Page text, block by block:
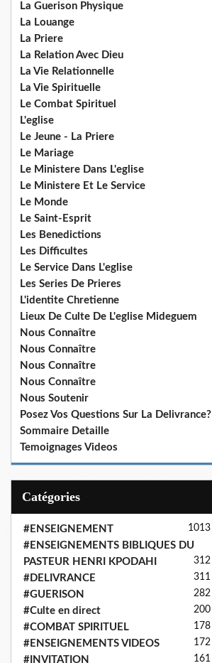
La Guerison Physique
La Louange
La Priere
La Relation Avec Dieu
La Vie Relationnelle
La Vie Spirituelle
Le Combat Spirituel
L'eglise
Le Jeune - La Priere
Le Mariage
Le Ministere Dans L'eglise
Le Ministere Et Le Service
Le Monde
Le Saint-Esprit
Les Benedictions
Les Difficultes
Le Service Dans L'eglise
Les Series De Prieres
L'identite Chretienne
Lieux De Culte De L'eglise Mideguem
Nous Connaître
Nous Connaître
Nous Connaître
Nous Connaître
Nous Soutenir
Posez Vos Questions Sur La Delivrance?
Sommaire Detaille
Temoignages Videos
Catégories
#ENSEIGNEMENT 1013
#ENSEIGNEMENTS BIBLIQUES DU
PASTEUR HENRI KPODAHI
312
#DELIVRANCE 311
#GUERISON 282
#Culte en direct 200
#COMBAT SPIRITUEL 178
#ENSEIGNEMENTS VIDEOS 172
#INVITATION 161